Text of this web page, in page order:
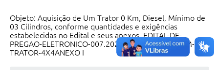
Objeto: Aquisição de Um Trator 0 Km, Diesel, Mínimo de
03 Cilindros, conforme quantidades e exigências
estabelecidas no Edital e seus anexos. EDITAL-DE-
PREGAO-ELETRONICO-007.2022-AQUISICAO-DE-UM-
TRATOR-4X4ANEXO I